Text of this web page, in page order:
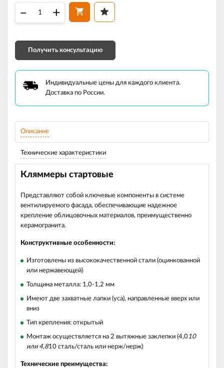
– +
Получить консультацию
Индивидуальные цены для каждого клиента.
Доставка по России.
Описание
Технические характеристики
Кляммеры стартовые
Представляют собой ключевые компоненты в системе
вентилируемого фасада, обеспечивающие надежное
крепление облицовочных материалов, преимущественно
керамогранита.
Конструктивные особенности:
Изготовлены из высококачественной стали (оцинкованной
или нержавеющей)
Толщина металла: 1,0-1,2 мм
Имеют две захватные лапки (уса), направленные вверх или
вниз
Тип крепления: открытый
Монтаж осуществляется на 2 вытяжные заклепки (4,010
или 4,810 сталь/сталь или нерж/нерж)
Технические преимущества: